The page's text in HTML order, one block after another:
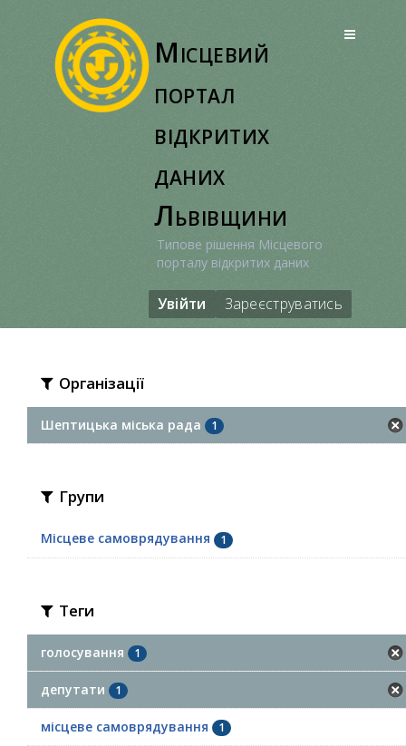
Місцевий
портал
відкритих
даних
Львівщини
Типове рішення Місцевого
порталу відкритих даних
Увійти Зареєструватись
Організації
Шептицька міська рада 1
Групи
Місцеве самоврядування 1
Теги
голосування 1
депутати 1
місцеве самоврядування 1